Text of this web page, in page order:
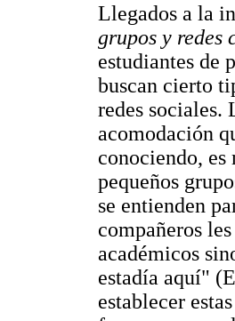
Llegados a la
grupos y redes
estudiantes de
buscan cierto
redes sociales.
acomodación
conociendo,
pequeños
se entienden
compañeros
académicos
estadía aquí"
establecer